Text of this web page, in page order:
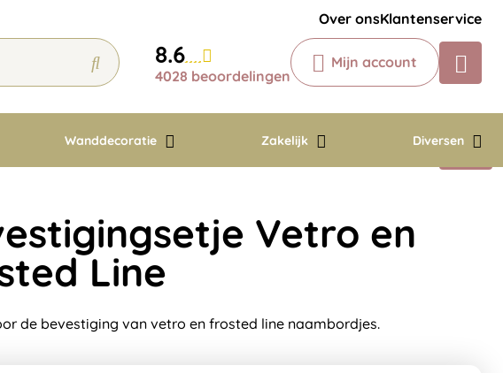
Over onsKlantenservice
8.6
4028 beoordelingen
Mijn account
Wanddecoratie Zakelijk Diversen
Chatbot
Chat 24/7 met onze chatbot voor
Contact
Vetro en
Line